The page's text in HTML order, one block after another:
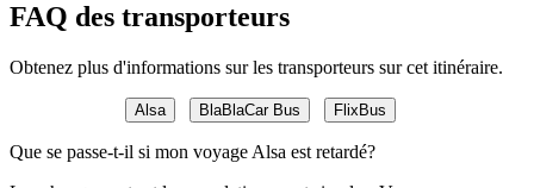
FAQ des transporteurs
Obtenez plus d'informations sur les transporteurs sur cet itinéraire.
Alsa BlaBlaCar Bus FlixBus
Que se passe-t-il si mon voyage Alsa est retardé?